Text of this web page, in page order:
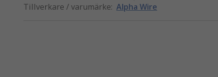
Tillverkare / varumärke: Alpha Wire